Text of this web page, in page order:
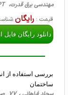
مهندسی برق قدرت، PPT
قیمت : رایگان
دانلود رایگان
بررسی استفاده از
ساختمان